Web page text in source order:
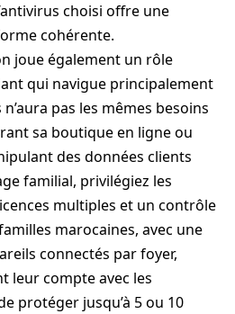
choisi offre une
cohérente.
joue également un rôle
qui navigue principalement
pas les mêmes besoins
sa boutique en ligne ou
des données clients
familial, privilégiez les
multiples et un contrôle
marocaines, avec une
connectés par foyer,
leur compte avec les
protéger jusqu’à 5 ou 10